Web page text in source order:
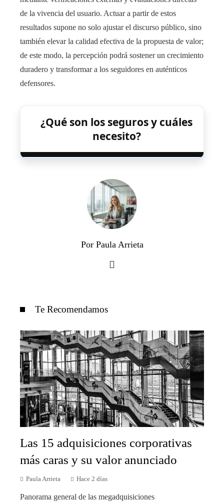
de la vivencia del usuario. Actuar a partir de estos
resultados supone no solo ajustar el discurso público, sino
también elevar la calidad efectiva de la propuesta de valor;
de este modo, la percepción podrá sostener un crecimiento
duradero y transformar a los seguidores en auténticos
defensores.
¿Qué son los seguros y cuáles
necesito?
Por Paula Arrieta
Te Recomendamos
Las 15 adquisiciones corporativas
más caras y su valor anunciado
Paula Arrieta Hace 2 días
Panorama general de las megadquisiciones